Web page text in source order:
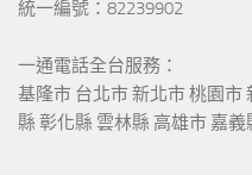
統一編號：82239902
一通電話全台服務：
基隆市 台北市 新北市 桃園市
縣 彰化縣 雲林縣 高雄市 嘉義